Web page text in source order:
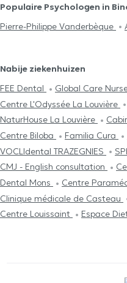
Populaire Psychologen in
Pierre-Philippe Vanderbèque
Nabije ziekenhuizen
FEE Dental
Global Care
Centre L'Odyssée La Louvière
NaturHouse La Louvière
Centre Biloba
Familia Cura
VOCLIdental TRAZEGNIES
CMJ - English consultation
Dental Mons
Centre
Clinique médicale de Casteau
Centre Louissaint
Espace